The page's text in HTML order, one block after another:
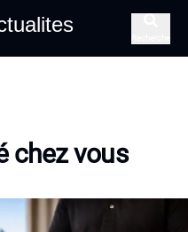
chez vous